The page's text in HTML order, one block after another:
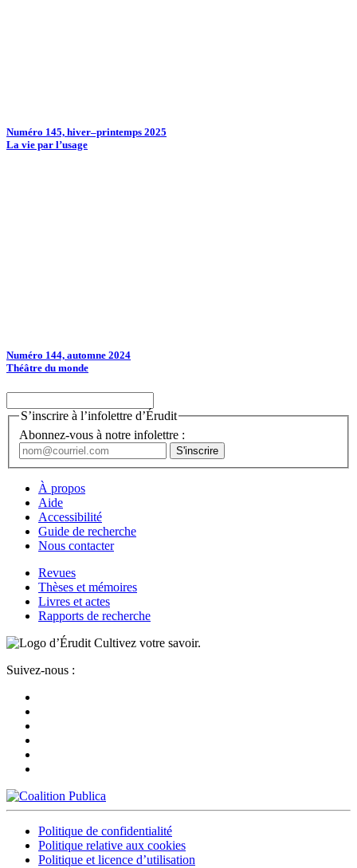
Numéro 145, hiver–printemps 2025
La vie par l’usage
Numéro 144, automne 2024
Théâtre du monde
S’inscrire à l’infolettre d’Érudit
Abonnez-vous à notre infolettre :
À propos
Aide
Accessibilité
Guide de recherche
Nous contacter
Revues
Thèses et mémoires
Livres et actes
Rapports de recherche
Cultivez votre savoir.
Suivez-nous :
Politique de confidentialité
Politique relative aux cookies
Politique et licence d’utilisation